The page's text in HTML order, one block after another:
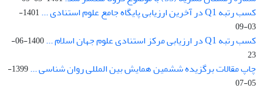
کسب رتبه Q1 در آخرین ارزیابی پایگاه جامع علوم استنادی ...
1401-
03-09
کسب رتبه Q1 در ارزیابی مرکز استنادی علوم جهان اسلام ...
1400-06-
23
چاپ مقالات برگزیده ششمین همایش بین المللی روان شناسی ...
1399-
05-07